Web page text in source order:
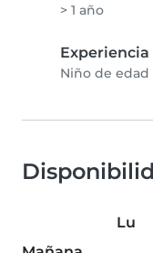
> 1 año
Experiencia
Niño de
Lu